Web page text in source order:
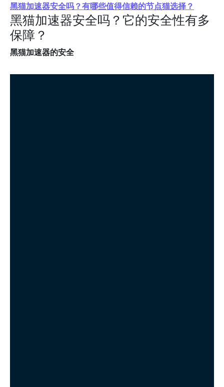
黑猫加速器安全吗？有哪些值得信赖的节点猫选择？
黑猫加速器安全吗？它的安全性有多
保障？
黑猫加速器的安全